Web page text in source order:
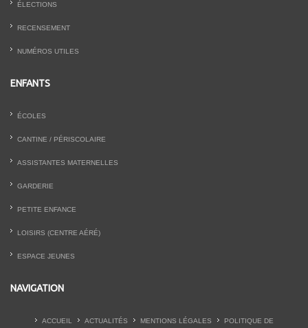
ÉLECTIONS
RECENSEMENT
NUMÉROS UTILES
ENFANTS
ÉCOLES
CANTINE / PÉRISCOLAIRE
ASSISTANTES MATERNELLES
GARDERIE
PETITE ENFANCE
LOISIRS (CENTRE AÉRÉ)
ESPACE JEUNES
NAVIGATION
ACCUEIL ACTUALITÉS MENTIONS LÉGALES POLITIQUE DE